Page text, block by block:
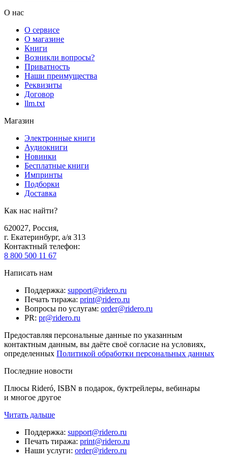
О нас
О сервисе
О магазине
Книги
Возникли вопросы?
Приватность
Наши преимущества
Реквизиты
Договор
llm.txt
Магазин
Электронные книги
Аудиокниги
Новинки
Бесплатные книги
Импринты
Подборки
Доставка
Как нас найти?
620027, Россия,
г. Екатеринбург, а/я 313
Контактный телефон:
8 800 500 11 67
Написать нам
Поддержка: support@ridero.ru
Печать тиража: print@ridero.ru
Вопросы по услугам: order@ridero.ru
PR: pr@ridero.ru
Предоставляя персональные данные по указанным
контактным данным, вы даёте своё согласие на условиях,
определенных Политикой обработки персональных данных
Последние новости
Плюсы Rideró, ISBN в подарок, буктрейлеры, вебинары
и многое другое
Читать дальше
Поддержка: support@ridero.ru
Печать тиража: print@ridero.ru
Наши услуги: order@ridero.ru